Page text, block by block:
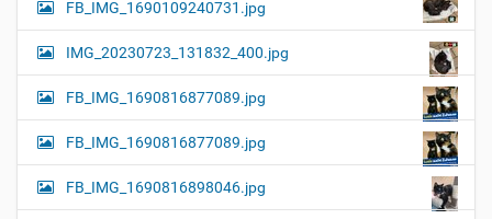
FB_IMG_1690109240731.jpg
IMG_20230723_131832_400.jpg
FB_IMG_1690816877089.jpg
FB_IMG_1690816877089.jpg
FB_IMG_1690816898046.jpg